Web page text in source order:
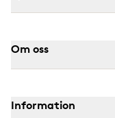
Om oss
Information